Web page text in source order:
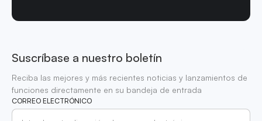
Suscríbase a nuestro boletín
Reciba las mejores y más recientes noticias y lanzamientos de
funciones directamente en su bandeja de entrada
CORREO ELECTRÓNICO